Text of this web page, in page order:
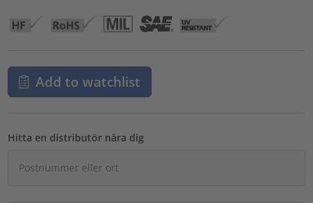
Add to watchlist
Hitta en distributör nära dig